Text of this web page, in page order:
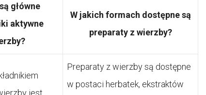
główne
aktywne
W jakich formach dostępne są
preparaty z wierzby?
jest
Preparaty z wierzby są dostępne
w postaci herbatek, ekstraktów